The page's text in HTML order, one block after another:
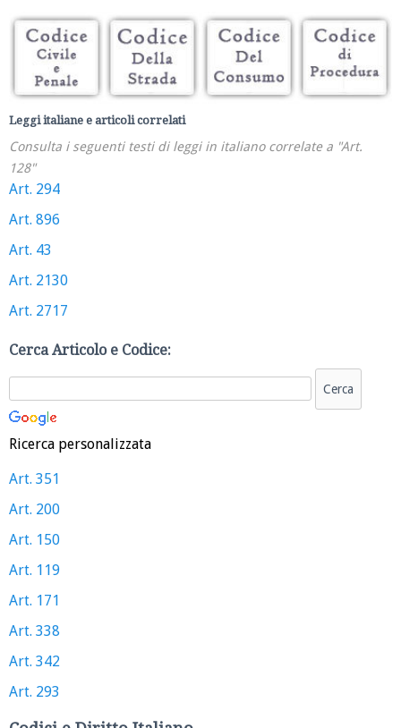
Leggi italiane e articoli correlati
Consulta i seguenti testi di leggi in italiano correlate a "Art.
128"
Art. 294
Art. 896
Art. 43
Art. 2130
Art. 2717
Cerca Articolo e Codice:
Ricerca personalizzata
Art. 351
Art. 200
Art. 150
Art. 119
Art. 171
Art. 338
Art. 342
Art. 293